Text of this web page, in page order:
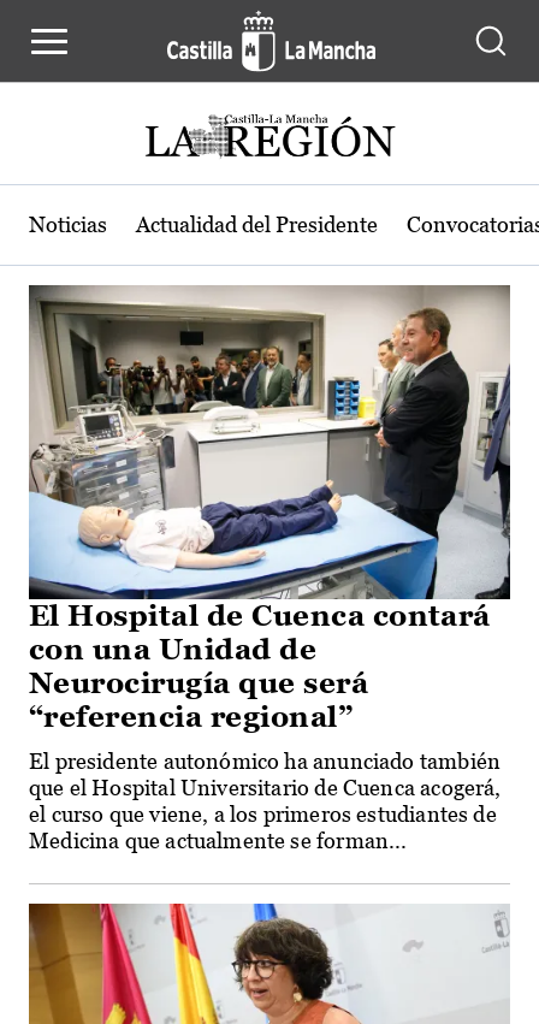
Actualidad de la región de Castilla-
Noticias Actualidad del Presidente
El Hospital de Cuenca contará
con una Unidad de
Neurocirugía que será
“referencia regional”
El presidente autonómico ha anunciado también
que el Hospital Universitario de Cuenca acogerá,
el curso que viene, a los primeros estudiantes de
Medicina que actualmente se forman...